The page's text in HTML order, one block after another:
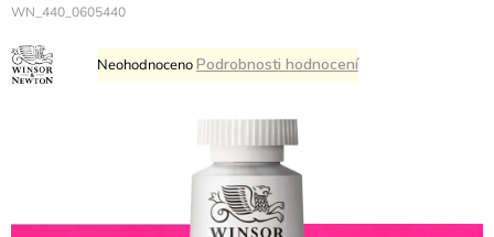
WN_440_0605440
Průměrné
hodnocení
NeohodnocenoPodrobnosti hodnocení